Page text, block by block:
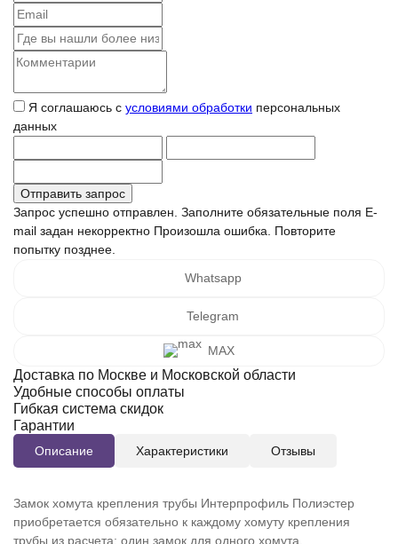
Я соглашаюсь с условиями обработки персональных
данных
Запрос успешно отправлен. Заполните обязательные поля E-
mail задан некорректно Произошла ошибка. Повторите
попытку позднее.
Whatsapp
Telegram
MAX
Доставка по Москве и Московской области
Удобные способы оплаты
Гибкая система скидок
Гарантии
Описание Характеристики Отзывы
Замок хомута крепления трубы Интерпрофиль Полиэстер
приобретается обязательно к каждому хомуту крепления
трубы из расчета: один замок для одного хомута.